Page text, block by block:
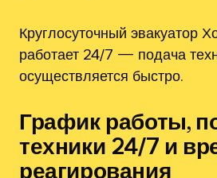
Круглосуточный эвакуатор
работает 24/7 — подача
осуществляется быстро.
График работы,
техники 24/7 и
реагирования